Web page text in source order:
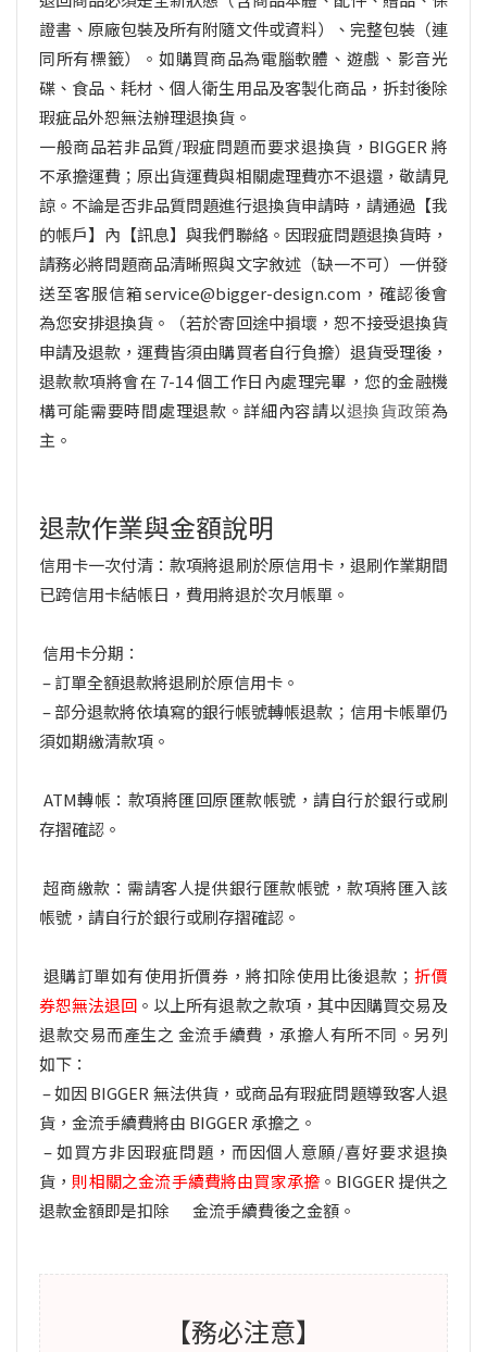
證書、原廠包裝及所有附隨文件或資料）、完整包裝（連
同所有標籤）。如購買商品為電腦軟體、遊戲、影音光
碟、食品、耗材、個人衛生用品及客製化商品，拆封後除
瑕疵品外恕無法辦理退換貨 。
一般商品若非品質/瑕疵問題而要求退換貨， BIGGER 將
不承擔運費；原出貨運費與相關處理費亦不退還，敬請見
諒。不論是否非品質問題進行退換貨申請時，請通過【我
的帳戶】內【訊息】與我們聯絡。因瑕疵問題退換貨時，
請務必將問題商品清晰照與文字敘述（缺一不可） 一併發
送至客服信箱service@bigger-design.com ，確認後會
為您安排退換貨。（若於寄回途中損壞，恕不接受退換貨
申請及退款，運費皆須由購買者自行負擔）退貨受理後，
退款款項將會在 7-14 個工作日內處理完畢，您的金融機
構可能需要時間處理退款。詳細內容請以退換貨政策為
主。
退款作業與金額說明
信用卡一次付清：款項將退刷於原信用卡，退刷作業期間
已跨信用卡結帳日，費用將退於次月帳單。
信用卡分期：
– 訂單全額退款將退刷於原信用卡。
– 部分退款將依填寫的銀行帳號轉帳退款； 信用卡帳單仍
須如期繳清款項 。
ATM轉帳：款項將匯回原匯款帳號，請自行於銀行或刷
存摺確認。
超商繳款：需請客人提供銀行匯款帳號，款項將匯入該
帳號，請自行於銀行或刷存摺確認。
退購訂單如有使用折價券，將扣除使用比後退款； 折價
券恕無法退回 。以上所有退款之款項，其中因購買交易及
退款交易而產生之 金流手續費，承擔人有所不同。另列
如下：
– 如因 BIGGER 無法供貨，或商品有瑕疵問題導致客人退
貨，金流手續費將由 BIGGER 承擔之。
–如買方非因瑕疵問題，而因個人意願/喜好要求退換
貨，則相關之金流手續費將由買家承擔。BIGGER 提供之
退款金額即是扣除 金流手續費後之金額。
【務必注意】